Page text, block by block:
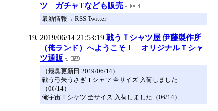
ツ ガチャTなども販売
最新情報→ RSS Twitter
2019/06/14 21:53:19 戦うＴシャツ屋 伊藤製作所
（俺ランド）へようこそ！ オリジナルＴシャ
ツ通販
（最臭更新日 2019/06/14）
戦う弓矢うさぎＴシャツ 全サイズ 入荷しました
（06/14）
俺宇宙Ｔシャツ 全サイズ 入荷しました（06/14）